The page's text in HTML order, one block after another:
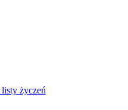
życzeń